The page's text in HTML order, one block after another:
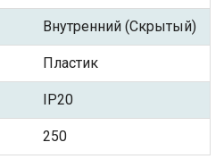
Внутренний (Скрытый)
Пластик
IP20
250